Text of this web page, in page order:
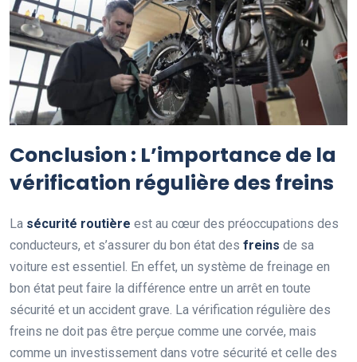
Conclusion : L’importance de la
vérification régulière des freins
La sécurité routière est au cœur des préoccupations des
conducteurs, et s’assurer du bon état des freins de sa
voiture est essentiel. En effet, un système de freinage en
bon état peut faire la différence entre un arrêt en toute
sécurité et un accident grave. La vérification régulière des
freins ne doit pas être perçue comme une corvée, mais
comme un investissement dans votre sécurité et celle des